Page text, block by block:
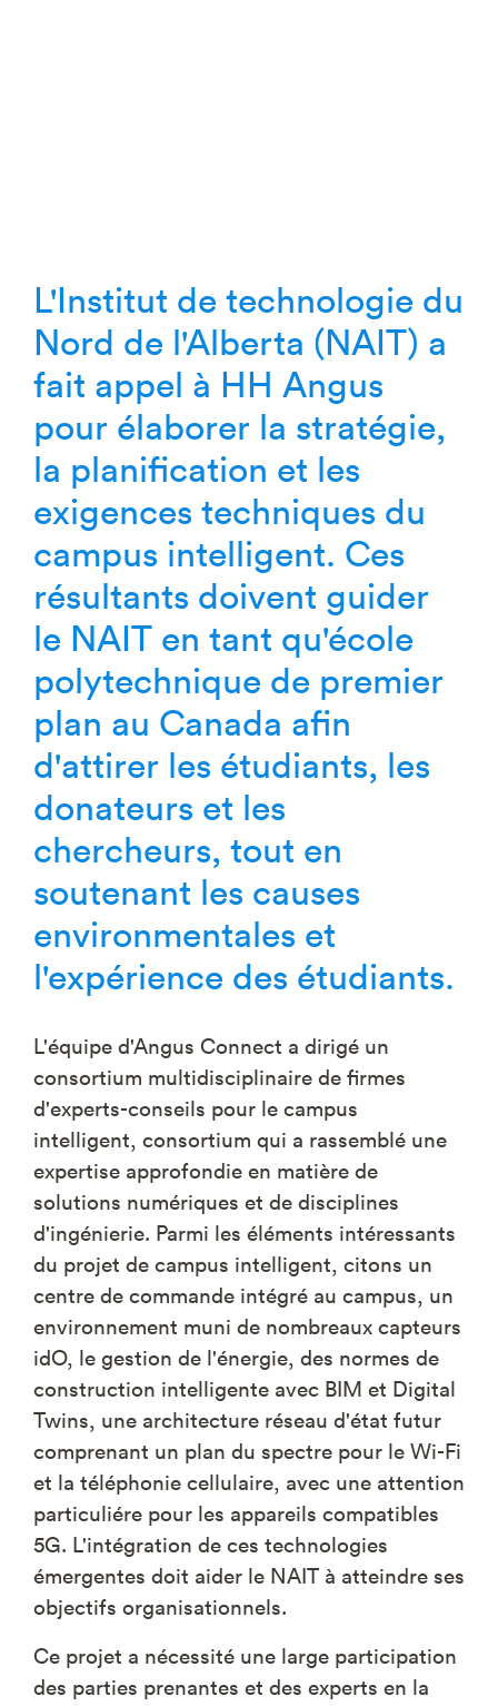
L'Institut de technologie du
Nord de l'Alberta (NAIT) a
fait appel à HH Angus
pour élaborer la stratégie,
la planification et les
exigences techniques du
campus intelligent. Ces
résultants doivent guider
le NAIT en tant qu'école
polytechnique de premier
plan au Canada afin
d'attirer les étudiants, les
donateurs et les
chercheurs, tout en
soutenant les causes
environmentales et
l'expérience des étudiants.
L'équipe d'Angus Connect a dirigé un
consortium multidisciplinaire de firmes
d'experts-conseils pour le campus
intelligent, consortium qui a rassemblé une
expertise approfondie en matière de
solutions numériques et de disciplines
d'ingénierie. Parmi les éléments intéressants
du projet de campus intelligent, citons un
centre de commande intégré au campus, un
environnement muni de nombreaux capteurs
idO, le gestion de l'énergie, des normes de
construction intelligente avec BIM et Digital
Twins, une architecture réseau d'état futur
comprenant un plan du spectre pour le Wi-Fi
et la téléphonie cellulaire, avec une attention
particuliére pour les appareils compatibles
5G. L'intégration de ces technologies
émergentes doit aider le NAIT à atteindre ses
objectifs organisationnels.
Ce projet a nécessité une large participation
des parties prenantes et des experts en la